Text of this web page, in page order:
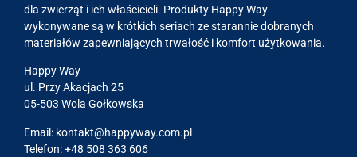
dla zwierząt i ich właścicieli. Produkty Happy Way
wykonywane są w krótkich seriach ze starannie dobranych
materiałów zapewniających trwałość i komfort użytkowania.
Happy Way
ul. Przy Akacjach 25
05-503 Wola Gołkowska
Email: kontakt@happyway.com.pl
Telefon: +48 508 363 606